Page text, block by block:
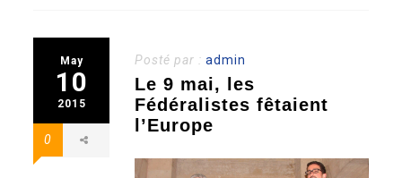
May
10
2015
0
Posté par :admin
Le 9 mai, les
Fédéralistes fêtaient
l’Europe